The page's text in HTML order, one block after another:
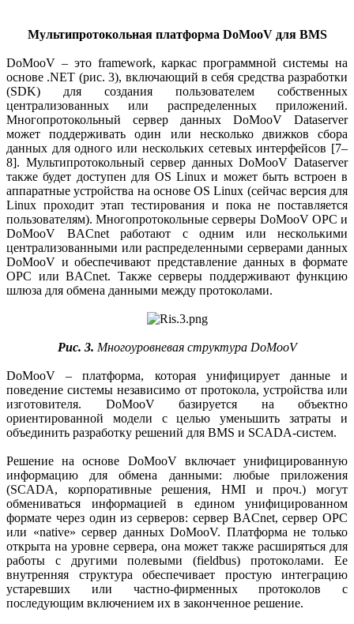
Мультипротокольная платформа DoMooV для BMS
DoMooV – это framework, каркас программной системы на
основе .NET (рис. 3), включающий в себя средства разработки
(SDK) для создания пользователем собственных
централизованных или распределенных приложений.
Многопротокольный сервер данных DoMooV Dataserver
может поддерживать один или несколько движков сбора
данных для одного или нескольких сетевых интерфейсов [7–
8]. Мультипротокольный сервер данных DoMooV Dataserver
также будет доступен для OS Linux и может быть встроен в
аппаратные устройства на основе OS Linux (сейчас версия для
Linux проходит этап тестирования и пока не поставляется
пользователям). Многопротокольные серверы DoMooV OPC и
DoMooV BACnet работают с одним или несколькими
централизованными или распределенными серверами данных
DoMooV и обеспечивают представление данных в формате
OPC или BACnet. Также серверы поддерживают функцию
шлюза для обмена данными между протоколами.
Рис. 3. Многоуровневая структура DoMooV
DoMooV – платформа, которая унифицирует данные и
поведение системы независимо от протокола, устройства или
изготовителя. DoMooV базируется на объектно
ориентированной модели с целью уменьшить затраты и
объединить разработку решений для BMS и SCADA-систем.
Решение на основе DoMooV включает унифицированную
информацию для обмена данными: любые приложения
(SCADA, корпоративные решения, HMI и проч.) могут
обмениваться информацией в едином унифицированном
формате через один из серверов: сервер BACnet, сервер OPC
или «native» сервер данных DoMooV. Платформа не только
открыта на уровне сервера, она может также расширяться для
работы с другими полевыми (fieldbus) протоколами. Ее
внутренняя структура обеспечивает простую интеграцию
устаревших или частно-фирменных протоколов с
последующим включением их в законченное решение.